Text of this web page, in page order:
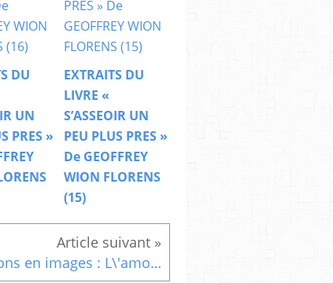
DU
UN
PRES »
EXTRAITS DU
LIVRE «
S’ASSEOIR UN
PEU PLUS PRES »
De GEOFFREY
WION FLORENS
(15)
Citations en images : L\'amour